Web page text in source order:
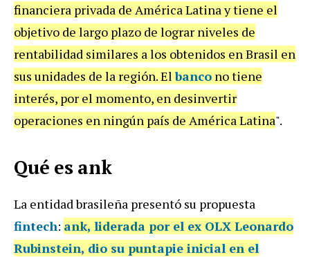
financiera privada de América Latina y tiene el
objetivo de largo plazo de lograr niveles de
rentabilidad similares a los obtenidos en Brasil en
sus unidades de la región. Elbanco no tiene
interés, por el momento, en desinvertir
operaciones en ningún país de América Latina".
Qué es ank
La entidad brasileña presentó su propuesta
fintech: ank, liderada por el ex OLX Leonardo
Rubinstein, dio su puntapie inicial en el